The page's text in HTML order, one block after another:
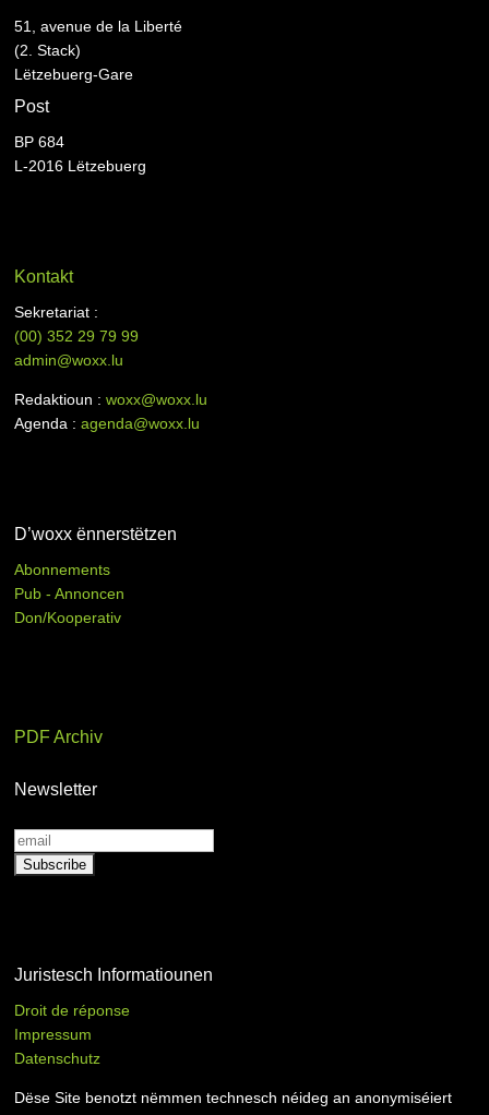
51, avenue de la Liberté
(2. Stack)
Lëtzebuerg-Gare
Post
BP 684
L-2016 Lëtzebuerg
Kontakt
Sekretariat :
(00)352 29 79 99
admin@woxx.lu
Redaktioun :woxx@woxx.lu
Agenda :agenda@woxx.lu
D’woxx ënnerstëtzen
Abonnements
Pub - Annoncen
Don/Kooperativ
PDF Archiv
Newsletter
Juristesch Informatiounen
Droit de réponse
Impressum
Datenschutz
Dëse Site benotzt nëmmen technesch néideg an anonymiséiert